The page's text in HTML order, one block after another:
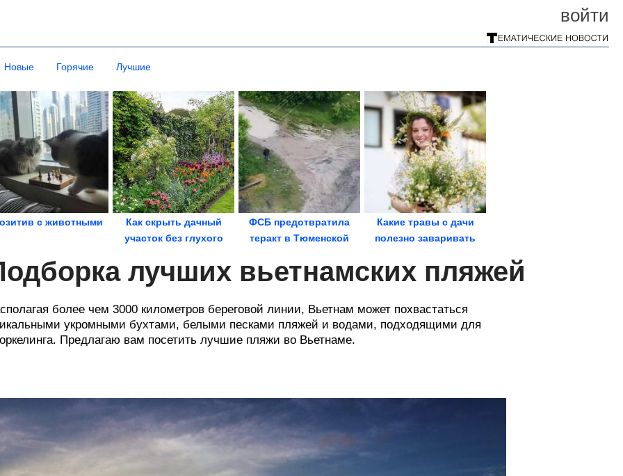
войти
Новые Горячие Лучшие
с животными
Как cкрыть дачный
участок без глухого
ФСБ предотвратила
теракт в Тюменской
Какие травы с дачи
полезно заваривать
лучших вьетнамских пляжей
более чем 3000 километров береговой линии, Вьетнам может похвастаться
укромными бухтами, белыми песками пляжей и водами, подходящими для
Предлагаю вам посетить лучшие пляжи во Вьетнаме.